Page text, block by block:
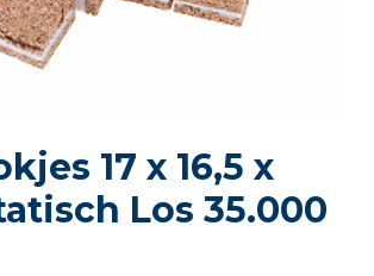
17 x 16,5 x
Los 35.000